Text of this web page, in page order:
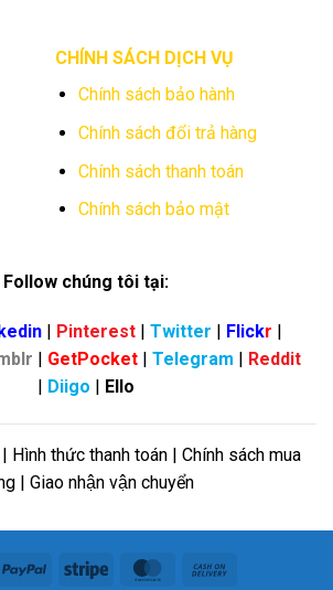
CHÍNH SÁCH DỊCH VỤ
Chính sách bảo hành
Chính sách đổi trả hàng
Chính sách thanh toán
Chính sách bảo mật
Follow chúng tôi tại:
Pinterest Twitter Flickr
GetPocket Telegram
Reddit
Diigo Ello
Hình thức thanh toán | Chính sách mua
| Giao nhận vận chuyển
PayPal Stripe MasterCard